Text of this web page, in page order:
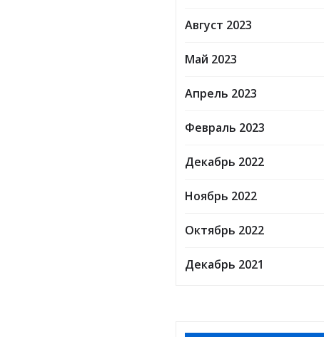
Август 2023
Май 2023
Апрель 2023
Февраль 2023
Декабрь 2022
Ноябрь 2022
Октябрь 2022
Декабрь 2021